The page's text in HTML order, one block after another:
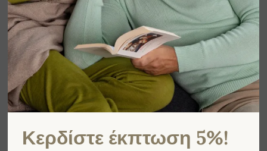
Κερδίστε έκπτωση 5%!